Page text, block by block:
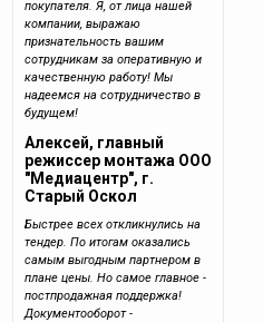
покупателя. Я, от лица нашей
компании, выражаю
признательность вашим
сотрудникам за оперативную и
качественную работу! Мы
надеемся на сотрудничество в
будущем!
Алексей, главный
режиссер монтажа ООО
"Медиацентр", г.
Старый Оскол
Быстрее всех откликнулись на
тендер. По итогам оказались
самым выгодным партнером в
плане цены. Но самое главное -
постпродажная поддержка!
Документооборот -